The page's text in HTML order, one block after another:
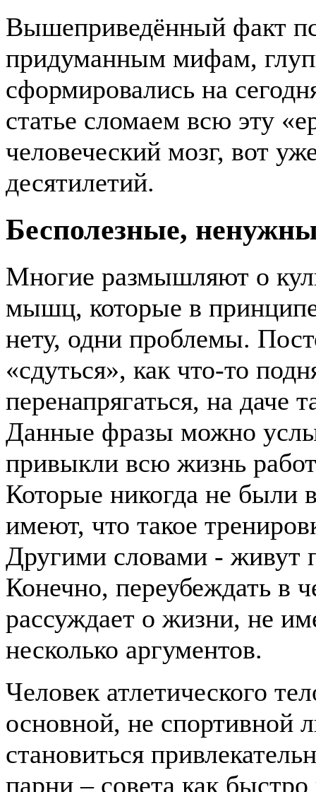
Вышеприведённый факт
придуманным мифам,
сформировались на
статье сломаем всю эту
человеческий мозг, вот
десятилетий.
Бесполезные,
Многие размышляют о
мышц, которые в
нету, одни проблемы.
«сдуться», как что-то
перенапрягаться, на
Данные фразы можно
привыкли всю жизнь
Которые никогда не были
имеют, что такое
Другими словами - живут
Конечно, переубеждать в
рассуждает о жизни, не
несколько аргументов.
Человек атлетического
основной, не спортивной
становиться
парни – совета как